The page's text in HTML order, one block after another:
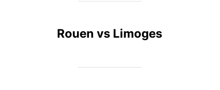
Rouen vs Limoges